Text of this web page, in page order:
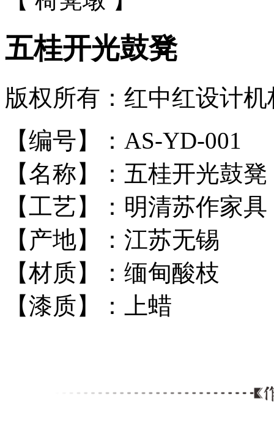
五桂开光鼓凳
版权所有：红中红设计机
【编号】：AS-YD-001
【名称】：五桂开光鼓凳
【工艺】：明清苏作家具
【产地】：江苏无锡
【材质】：缅甸酸枝
【漆质】：上蜡